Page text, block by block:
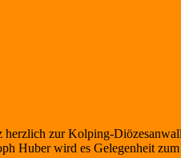
zur Kolping-
Huber wird es Gelegenheit